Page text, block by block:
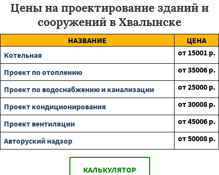
Цены на проектирование зданий и
сооружений в Хвалынске
НАЗВАНИЕ
ЦЕНА
Котельная
от 15001 р.
Проект по отоплению
от35006 р.
Проект по водоснабжению и канализации
от25000 р.
Проект кондиционирования
от30008 р.
Проект вентиляции
от45006 р.
Авторуский надзор
от50008 р.
КАЛЬКУЛЯТОР